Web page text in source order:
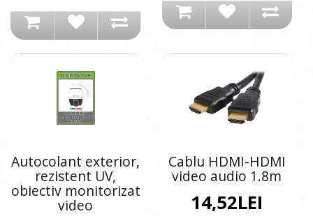
Autocolant exterior,
rezistent UV,
obiectiv monitorizat
video
Cablu HDMI-HDMI
video audio 1.8m
14,52LEI